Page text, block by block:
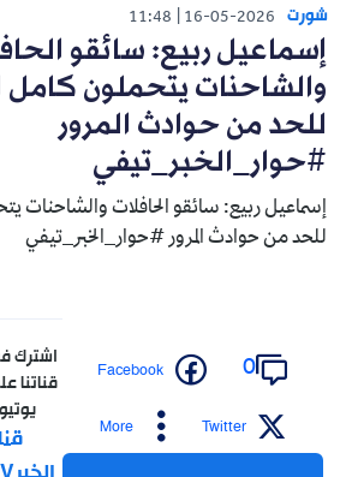
شورت 16-05-2026
11:48
إسماعيل ربيع: سائقو
والشاحنات يتحملون كامل
للحد من حوادث المرور
#حوار_الخبر_تيفي
إسماعيل ربيع: سائقو الحافلات والشاحنات
للحد من حوادث المرور #حوار_الخبر_تيفي
0
Facebook
Twitter
More
اشترك
قناتنا